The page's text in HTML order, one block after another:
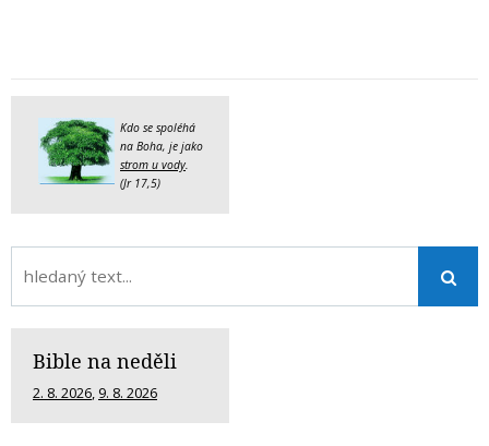
Kdo se spoléhá
na Boha, je jako
strom u vody.
(Jr 17,5)
Bible na neděli
2. 8. 2026, 9. 8. 2026